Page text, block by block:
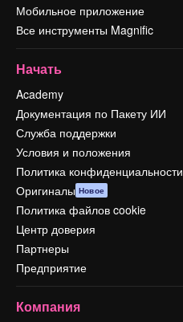
Мобильное приложение
Все инструменты Magnific
Начать
Academy
Документация по Пакету ИИ
Служба поддержки
Условия и положения
Политика конфиденциальности
Оригиналы Новое
Политика файлов cookie
Центр доверия
Партнеры
Предприятие
Компания